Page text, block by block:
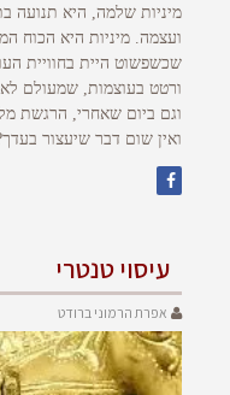
מיניות שלמה, היא תנועה
ועצמה. מיניות היא הכוח
שכשפשוט היית בחוויית
ורטט בעוצמות, שמעולם
וגם ביום שאחרי, הרגשת
ואין שום דבר שיעצור
עיסוי טנטרי
אפרת הרמוני ברודט